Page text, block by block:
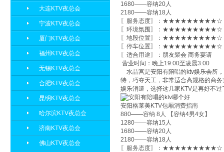
1680——容纳20人
2180——容纳18人
〖服务态度〗：★★★★★★★★★☆
〖环境氛围〗：★★★★★★★★★☆
〖地段位置〗：★★★★★★★★★☆
〖停车位置〗：★★★★★★★★★☆
〖适合用途〗：朋友聚会 商务宴请
营业时间：晚上19:00至凌晨3:00
水晶宫是安阳有陪唱的ktv娱乐会所
特，巧夺天工，非常适合高规格的商
娱乐消遣，选择这几家KTV是再好不
安阳格莱美KTV包厢消费指南
880——容纳 8人 【容纳4男4女】
1280——容纳15人
1680——容纳20人
2180——容纳18人
〖服务态度〗：★★★★★★★★★☆
大连KTV夜总会
宁波KTV夜总会
厦门KTV夜总会
福州KTV夜总会
无锡KTV夜总会
合肥KTV夜总会
昆明KTV夜总会
哈尔滨KTV夜总会
济南KTV夜总会
佛山KTV夜总会